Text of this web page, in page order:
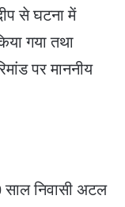
से घटना में
गया तथा
पर माननीय
साल निवासी अटल